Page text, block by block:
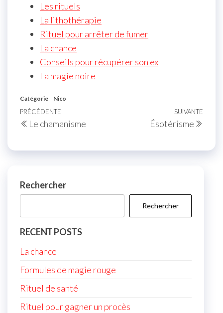
Les rituels
La lithothérapie
Rituel pour arrêter de fumer
La chance
Conseils pour récupérer son ex
La magie noire
Catégorie Nico
Navigation
de
l’article
Article
précédent
PRÉCÉDENTE
Le chamanisme
SUIVANTE
Ésotérisme
Rechercher
Rechercher
RECENT POSTS
La chance
Formules de magie rouge
Rituel de santé
Rituel pour gagner un procès